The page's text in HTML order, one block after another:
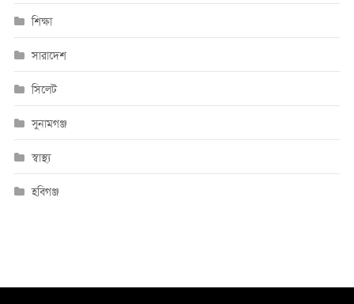
শিক্ষা
সারাদেশ
সিলেট
সুনামগঞ্জ
স্বাস্থ্য
হবিগঞ্জ